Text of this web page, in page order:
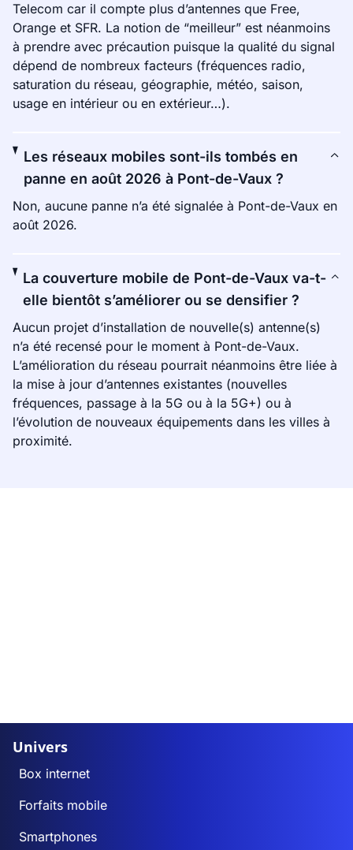
Telecom car il compte plus d’antennes que Free,
Orange et SFR. La notion de “meilleur” est néanmoins
à prendre avec précaution puisque la qualité du signal
dépend de nombreux facteurs (fréquences radio,
saturation du réseau, géographie, météo, saison,
usage en intérieur ou en extérieur…).
Les réseaux mobiles sont-ils tombés en
panne en août 2026 à Pont-de-Vaux ?
Non, aucune panne n’a été signalée à Pont-de-Vaux en
août 2026.
La couverture mobile de Pont-de-Vaux va-t-
elle bientôt s’améliorer ou se densifier ?
Aucun projet d’installation de nouvelle(s) antenne(s)
n’a été recensé pour le moment à Pont-de-Vaux.
L’amélioration du réseau pourrait néanmoins être liée à
la mise à jour d’antennes existantes (nouvelles
fréquences, passage à la 5G ou à la 5G+) ou à
l’évolution de nouveaux équipements dans les villes à
proximité.
Univers
Box internet
Forfaits mobile
Smartphones